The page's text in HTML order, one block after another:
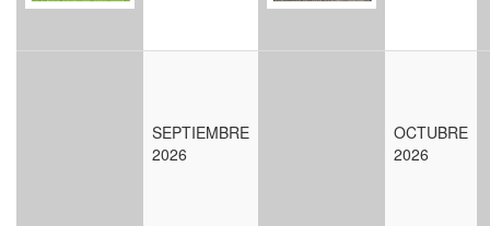
SEPTIEMBRE
2026
OCTUBRE
2026